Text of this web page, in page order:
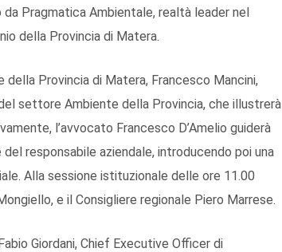
da Pragmatica Ambientale, realtà leader nel
della Provincia di Matera.
Provincia di Matera, Francesco Mancini,
settore Ambiente della Provincia, che illustrerà
l’avvocato Francesco D’Amelio guiderà
responsabile aziendale, introducendo poi una
Alla sessione istituzionale delle ore 11.00
e il Consigliere regionale Piero Marrese.
Giordani, Chief Executive Officer di